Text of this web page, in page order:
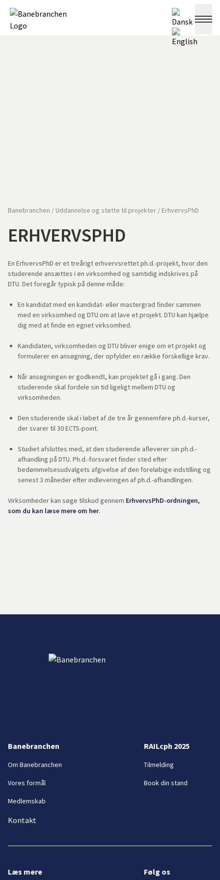
Banebranchen / Uddannelse og støtte til projekter / ErhvervsPhD
ERHVERVSPHD
En ErhvervsPhD er et treårigt erhvervsrettet ph.d.-projekt, hvor den
studerende ansættes i en virksomhed og samtidig indskrives på
DTU. Det foregår typisk på denne måde:
En kandidat med en kandidat- eller mastergrad finder sammen
med en virksomhed og DTU om at lave et projekt. DTU kan hjælpe
dig med at finde en egnet virksomhed.
Kandidaten, virksomheden og DTU bliver enige om et projekt og
formulerer en ansøgning, der opfylder en række forskellige krav.
Når ansøgningen er godkendt, kan projektet gå i gang. Den
studerende skal fordele sin tid ligeligt mellem DTU og
virksomheden.
Den studerende skal i løbet af de tre år gennemføre ph.d.-kurser,
der svarer til 30 ECTS-point.
Studiet afsluttes med, at den studerende afleverer sin ph.d.-
afhandling på DTU. Ph.d.-forsvaret finder sted efter
bedømmelsesudvalgets afgivelse af den foreløbige indstilling og
senest 3 måneder efter indleveringen af ph.d.-afhandlingen.
Virksomheder kan søge tilskud gennem ErhvervsPhD-ordningen,
som du kan læse mere om her.
Banebranchen
Om Banebranchen
Vores formål
Medlemskab
Kontakt
RAILcph 2025
Tilmelding
Book din stand
Læs mere Følg os